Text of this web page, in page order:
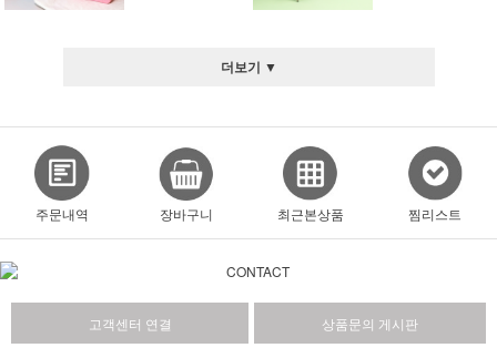
더보기 ▼
주문내역 장바구니 최근본상품 찜리스트
고객센터 연결 상품문의 게시판